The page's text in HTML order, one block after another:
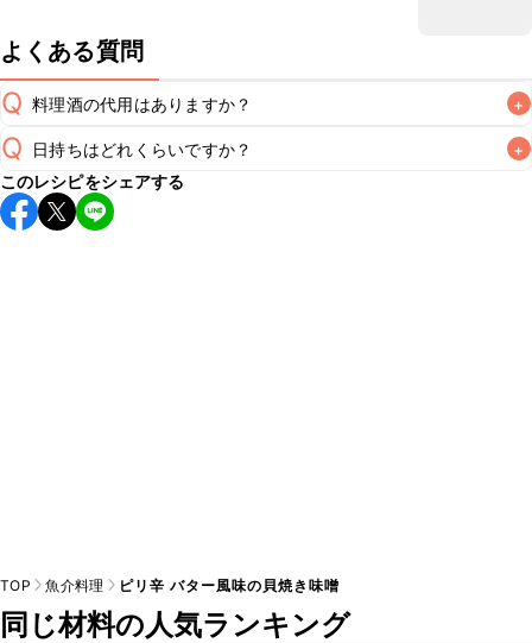
よくある質問
Q 料理酒の代用はありますか？ +
A
Q 日持ちはどれくらいですか？ +
保存期間は冷蔵で当日中が目安です。なるべくお早めにお召
し上がりください。
このレシピをシェアする
TOP 魚介料理 ピリ辛 バター風味の貝焼き味噌
同じ材料の人気ランキング